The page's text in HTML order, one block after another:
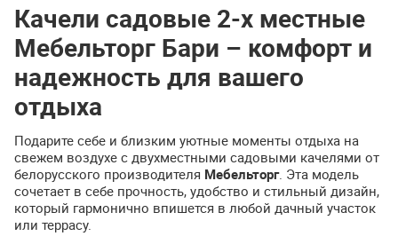
Качели садовые 2-х местные
Мебельторг Бари – комфорт и
надежность для вашего
отдыха
Подарите себе и близким уютные моменты отдыха на
свежем воздухе с двухместными садовыми качелями от
белорусского производителя Мебельторг. Эта модель
сочетает в себе прочность, удобство и стильный дизайн,
который гармонично впишется в любой дачный участок
или террасу.